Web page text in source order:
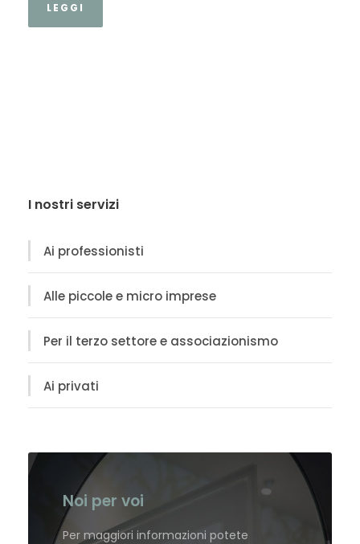
LEGGI
I nostri servizi
Ai professionisti
Alle piccole e micro imprese
Per il terzo settore e associazionismo
Ai privati
Noi per voi
Per maggiori informazioni potete